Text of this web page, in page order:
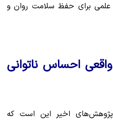
علمی برای حفظ سلامت روان و
احساس ناتوانی
اخیر این است که